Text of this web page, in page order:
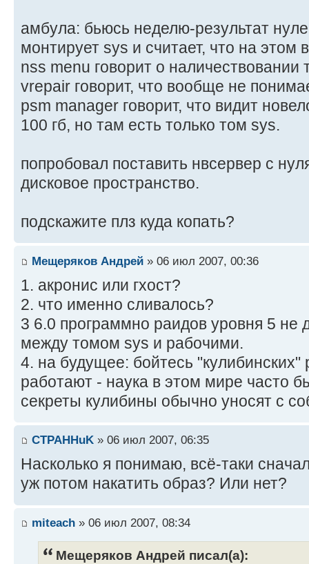
амбула: бьюсь неделю-результат
монтирует sys и считает, что на этом
nss menu говорит о наличествовании
vrepair говорит, что вообще не
psm manager говорит, что видит
100 гб, но там есть только том sys.
попробовал поставить нвсервер с
дисковое пространство.
подскажите плз куда копать?
Мещеряков Андрей » 06 июл 2007, 00:36
1. акронис или гхост?
2. что именно сливалось?
3 6.0 программно раидов уровня 5 не
между томом sys и рабочими.
4. на будущее: бойтесь
работают - наука в этом мире часто
секреты кулибины обычно уносят с
CTPAHHuK » 06 июл 2007, 06:35
Насколько я понимаю, всё-таки
уж потом накатить образ? Или нет?
miteach » 06 июл 2007, 08:34
Мещеряков Андрей писал(а):